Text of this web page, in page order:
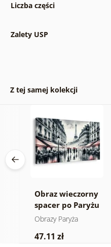
Liczba części
Zalety USP
Z tej samej kolekcji
Obraz wieczorny
spacer po Paryżu
Obrazy Paryża
47.11 zł